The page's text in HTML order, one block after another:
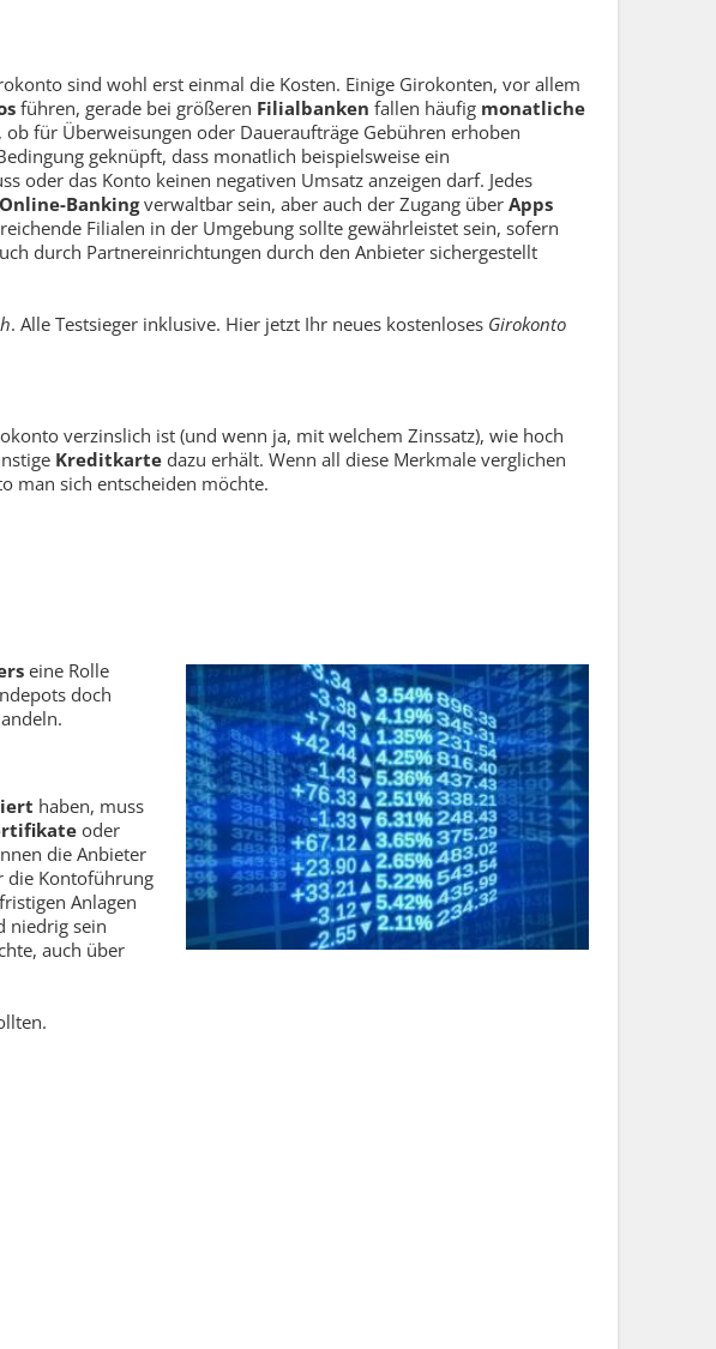
sind wohl erst einmal die Kosten. Einige Girokonten, vor allem
führen, gerade bei größeren Filialbanken fallen häufig monatliche
für Überweisungen oder Daueraufträge Gebühren erhoben
geknüpft, dass monatlich beispielsweise ein
oder das Konto keinen negativen Umsatz anzeigen darf. Jedes
Online-Bankingverwaltbar sein, aber auch der Zugang über Apps
Filialen in der Umgebung sollte gewährleistet sein, sofern
durch Partnereinrichtungen durch den Anbieter sichergestellt
. Alle Testsieger inklusive. Hier jetzt Ihr neues kostenloses Girokonto
verzinslich ist (und wenn ja, mit welchem Zinssatz), wie hoch
Kreditkarte dazu erhält. Wenn all diese Merkmale verglichen
man sich entscheiden möchte.
eine Rolle
doch
haben, muss
oder
die Anbieter
die Kontoführung
Anlagen
niedrig sein
auch über